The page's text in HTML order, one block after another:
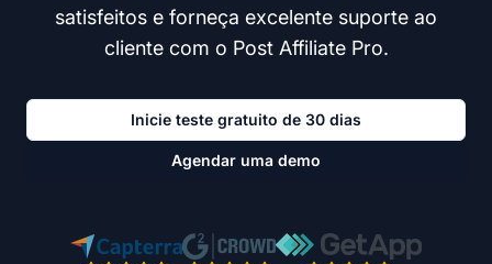
satisfeitos e forneça excelente suporte ao
cliente com o Post Affiliate Pro.
Inicie teste gratuito de 30 dias
Agendar uma demo